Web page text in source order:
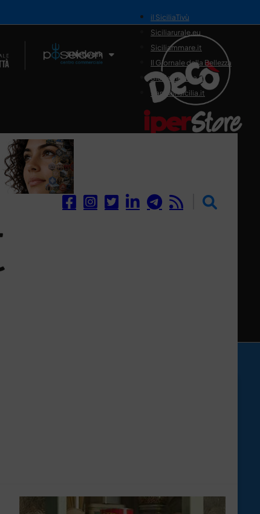
Il Network
il SiciliaTivù
Siciliarurale.eu
Siciliammare.it
Il Giornale della Bellezza
Siciliamedica.it
Sanitainsicilia.it